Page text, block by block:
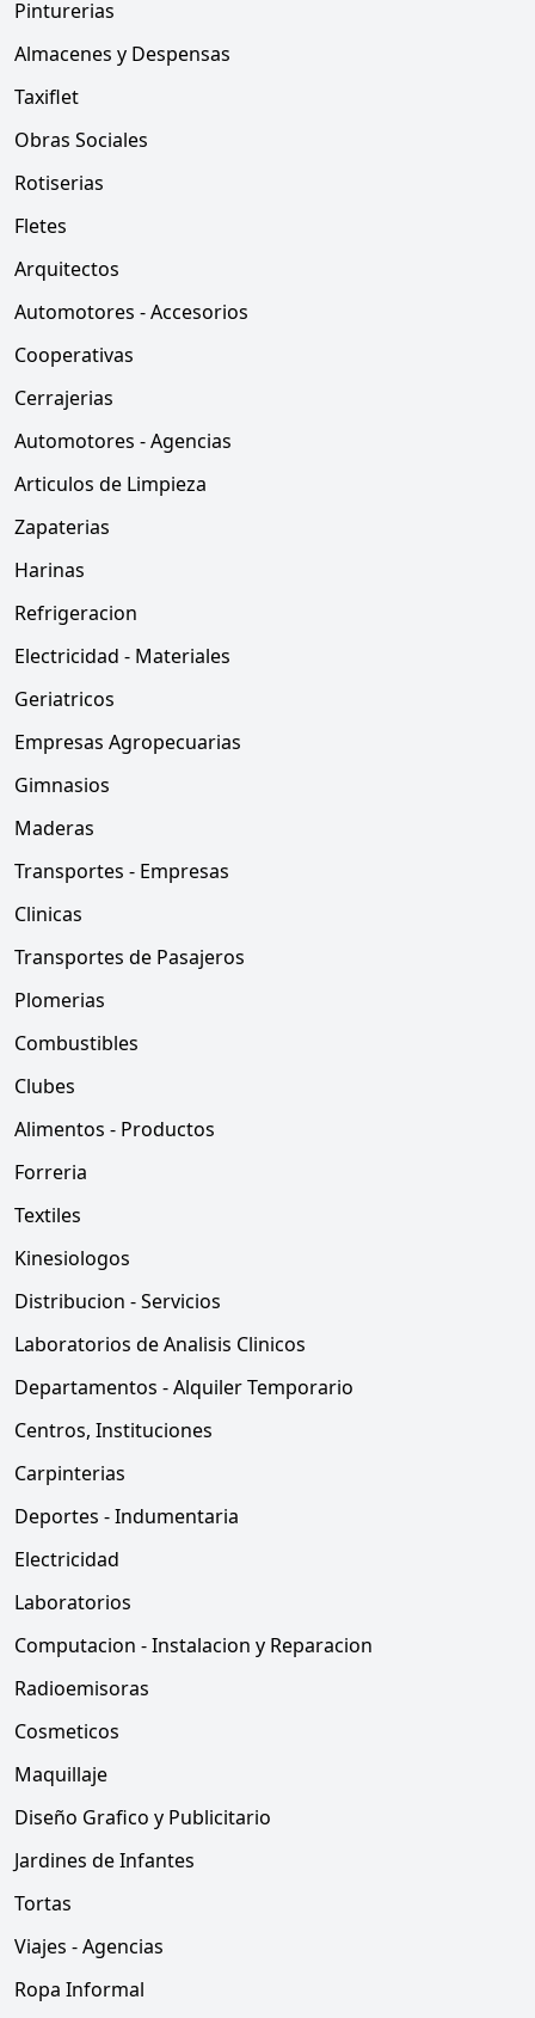
Pinturerias
Almacenes y Despensas
Taxiflet
Obras Sociales
Rotiserias
Fletes
Arquitectos
Automotores - Accesorios
Cooperativas
Cerrajerias
Automotores - Agencias
Articulos de Limpieza
Zapaterias
Harinas
Refrigeracion
Electricidad - Materiales
Geriatricos
Empresas Agropecuarias
Gimnasios
Maderas
Transportes - Empresas
Clinicas
Transportes de Pasajeros
Plomerias
Combustibles
Clubes
Alimentos - Productos
Forreria
Textiles
Kinesiologos
Distribucion - Servicios
Laboratorios de Analisis Clinicos
Departamentos - Alquiler Temporario
Centros, Instituciones
Carpinterias
Deportes - Indumentaria
Electricidad
Laboratorios
Computacion - Instalacion y Reparacion
Radioemisoras
Cosmeticos
Maquillaje
Diseño Grafico y Publicitario
Jardines de Infantes
Tortas
Viajes - Agencias
Ropa Informal